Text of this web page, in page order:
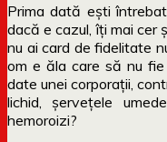
Prima dată ești
dacă e cazul, îți mai cer
nu ai card de fidelitate
om e ăla care să nu
date unei corporații,
lichid, șervețele
hemoroizi?